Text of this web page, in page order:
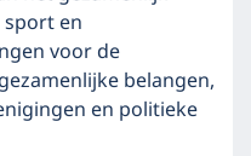
en
voor de
belangen,
en politieke